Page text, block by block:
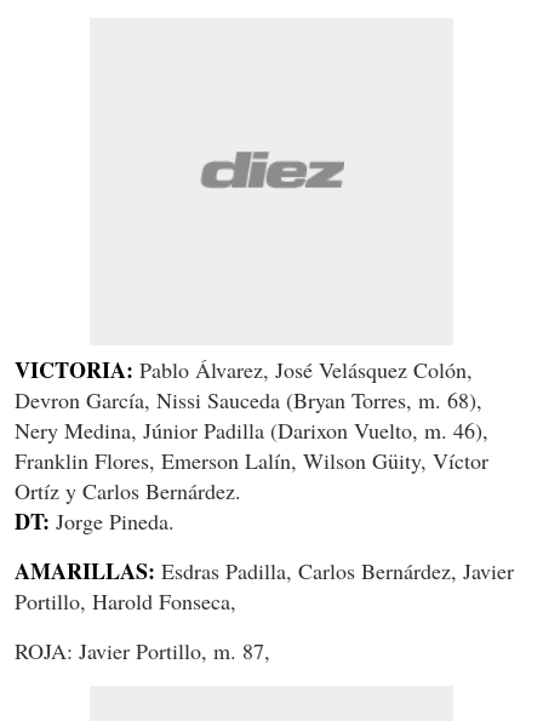
VICTORIA: Pablo Álvarez, José Velásquez Colón,
Devron García, Nissi Sauceda (Bryan Torres, m. 68),
Nery Medina, Júnior Padilla (Darixon Vuelto, m. 46),
Franklin Flores, Emerson Lalín, Wilson Güity, Víctor
Ortíz y Carlos Bernárdez.
DT: Jorge Pineda.
AMARILLAS: Esdras Padilla, Carlos Bernárdez, Javier
Portillo, Harold Fonseca,
ROJA: Javier Portillo, m. 87,